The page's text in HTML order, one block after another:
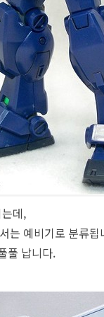
데,
는 예비기로 분류됩
풀 납니다.